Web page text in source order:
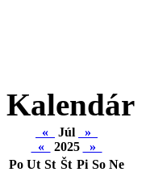
Kalendár
« Júl
»
«
2025
»
Po Ut St Št Pi So Ne